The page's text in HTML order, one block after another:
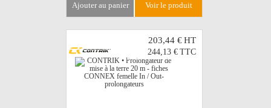
ajouter au panier voir le produit
203,44 €HT
244,13 € TTC